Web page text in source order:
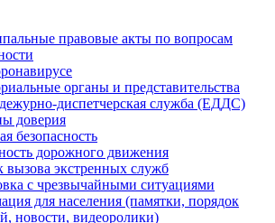
правовые акты по вопросам
органы и представительства
диспетчерская служба (ЕДДС)
доверия
безопасность
дорожного движения
вызова экстренных служб
с чрезвычайными ситуациями
для населения (памятки, порядок
новости, видеоролики)